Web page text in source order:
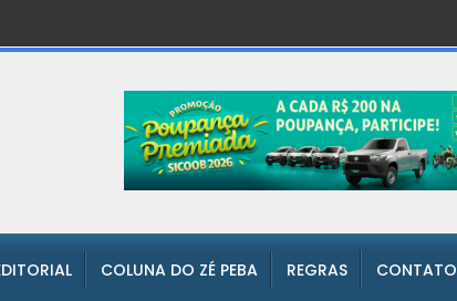
COLUNA DO ZÉ PEBA REGRAS CONTATO